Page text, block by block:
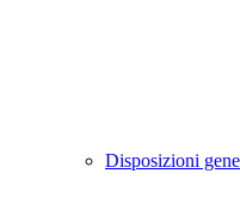
Disposizioni